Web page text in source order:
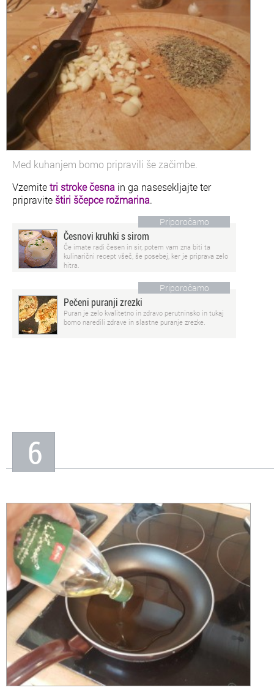
Med kuhanjem bomo pripravili še začimbe.
Vzemitetri stroke česna in ga nasesekljajte ter
pripraviteštiri ščepce rožmarina.
Priporočamo
Česnovi kruhki s sirom
Če imate radi česen in sir, potem vam zna biti ta
kulinarični recept všeč, še posebej, ker je priprava zelo
hitra.
Priporočamo
Pečeni puranji zrezki
Puran je zelo kvalitetno in zdravo perutninsko in tukaj
bomo naredili zdrave in slastne puranje zrezke.
6